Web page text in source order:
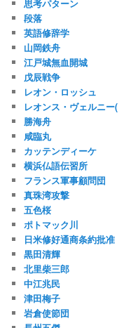
思考パターン
段落
英語修辞学
山岡鉄舟
江戸城無血開城
戊辰戦争
レオン・ロッシュ
レオンス・ヴェルニー(
勝海舟
咸臨丸
カッテンディーケ
横浜仏語伝習所
フランス軍事顧問団
真珠湾攻撃
五色桜
ポトマック川
日米修好通商条約批准
黒田清輝
北里柴三郎
中江兆民
津田梅子
岩倉使節団